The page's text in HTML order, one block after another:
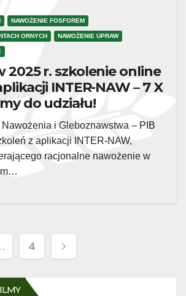
NAWOŻENIE FOSFOREM
ORNYCH NAWOŻENIE UPRAW
2025 r. szkolenie online
INTER-NAW – 7 X
do udziału!
Nawożenia i Gleboznawstwa – PIB
z aplikacji INTER-NAW,
racjonalne nawożenie w
4